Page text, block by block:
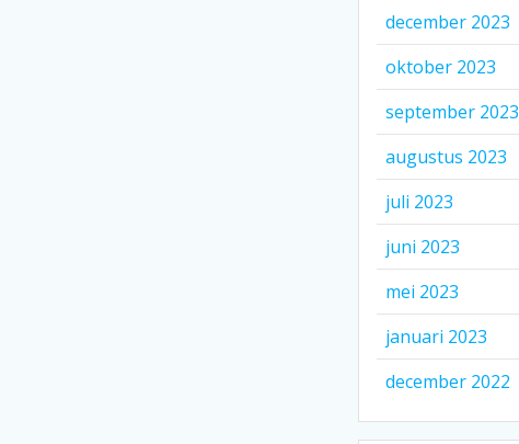
december 2023
oktober 2023
september 2023
augustus 2023
juli 2023
juni 2023
mei 2023
januari 2023
december 2022